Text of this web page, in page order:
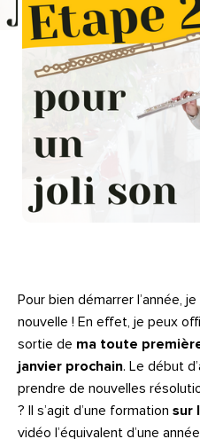
Pour bien démarrer l’année,
nouvelle ! En effet, je peux
sortie de ma toute
janvier prochain. Le début
prendre de nouvelles
? Il s’agit d’une formation sur
vidéo l’équivalent d’une